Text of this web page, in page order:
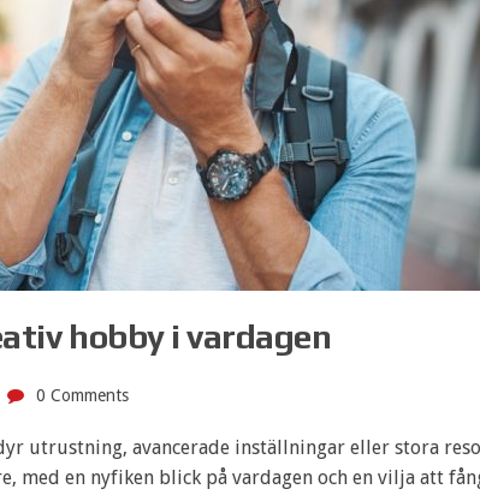
hobby i vardagen
0 Comments
utrustning, avancerade inställningar eller stora
med en nyfiken blick på vardagen och en vilja att